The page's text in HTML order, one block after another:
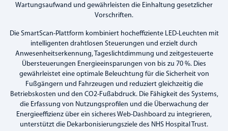
Wartungsaufwand und gewährleisten die Einhaltung gesetzlicher
Vorschriften.
Die SmartScan-Plattform kombiniert hocheffiziente LED-Leuchten mit
intelligenten drahtlosen Steuerungen und erzielt durch
Anwesenheitserkennung, Tageslichtdimmung und zeitgesteuerte
Übersteuerungen Energieeinsparungen von bis zu 70 %. Dies
gewährleistet eine optimale Beleuchtung für die Sicherheit von
Fußgängern und Fahrzeugen und reduziert gleichzeitig die
Betriebskosten und den CO2-Fußabdruck. Die Fähigkeit des Systems,
die Erfassung von Nutzungsprofilen und die Überwachung der
Energieeffizienz über ein sicheres Web-Dashboard zu integrieren,
unterstützt die Dekarbonisierungsziele des NHS Hospital Trust.